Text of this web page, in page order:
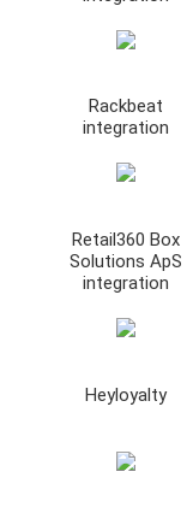
Rackbeat
integration
Retail360 Box
Solutions ApS
integration
Heyloyalty